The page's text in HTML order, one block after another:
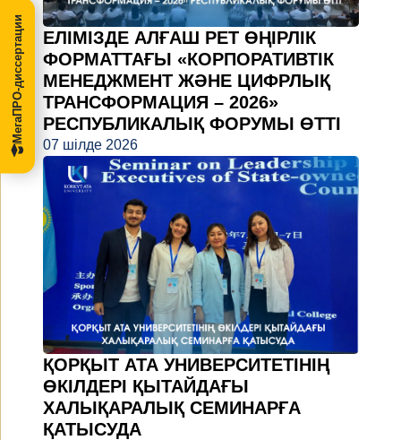
ЕЛІМІЗДЕ АЛҒАШ РЕТ ӨҢІРЛІК
ФОРМАТТАҒЫ «КОРПОРАТИВТІК
МЕНЕДЖМЕНТ ЖӘНЕ ЦИФРЛЫҚ
ТРАНСФОРМАЦИЯ – 2026»
РЕСПУБЛИКАЛЫҚ ФОРУМЫ ӨТТІ
07 шілде 2026
ҚОРҚЫТ АТА УНИВЕРСИТЕТІНІҢ
ӨКІЛДЕРІ ҚЫТАЙДАҒЫ
ХАЛЫҚАРАЛЫҚ СЕМИНАРҒА
ҚАТЫСУДА
МегаПРО-диссертации